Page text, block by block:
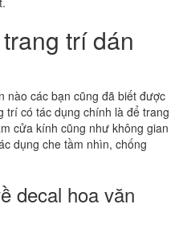
trí dán
nào các bạn cũng đã biết được
trí có tác dụng chính là để trang
cửa kính cũng như không gian
dụng che tầm nhìn, chống
decal hoa văn